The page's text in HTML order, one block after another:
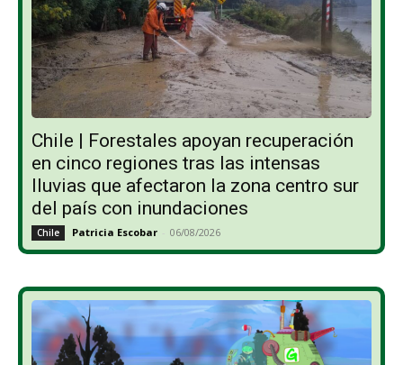
Chile | Forestales apoyan recuperación
en cinco regiones tras las intensas
lluvias que afectaron la zona centro sur
del país con inundaciones
Chile Patricia Escobar - 06/08/2026